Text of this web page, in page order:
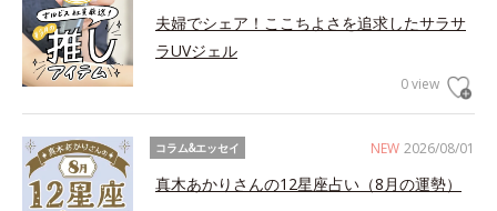
夫婦でシェア！ここちよさを追求したサラサ
ラUVジェル
0 view
NEW 2026/08/01
コラム&エッセイ
真木あかりさんの12星座占い（8月の運勢）